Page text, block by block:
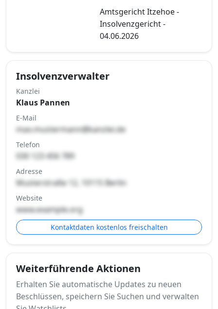
Amtsgericht Itzehoe -
Insolvenzgericht -
04.06.2026
Insolvenzverwalter
Kanzlei
Klaus Pannen
E-Mail
max.mustermann@kanzlei.de
Telefon
030 123 456 789
Adresse
Musterstraße 12, 10115 Berlin
Website
www.example.org
Kontaktdaten kostenlos freischalten
Weiterführende Aktionen
Erhalten Sie automatische Updates zu neuen
Beschlüssen, speichern Sie Suchen und verwalten